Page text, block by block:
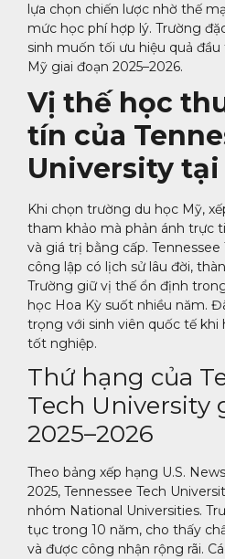
lựa chọn chiến lược nhờ thế
mức học phí hợp lý. Trường
sinh muốn tối ưu hiệu quả
Mỹ giai đoạn 2025–2026.
Vị thế học
tín của
University tại
Khi chọn trường du học Mỹ,
tham khảo mà phản ánh trực
và giá trị bằng cấp.
công lập có lịch sử lâu đời,
Trường giữ vị thế ổn định
học Hoa Kỳ suốt nhiều năm.
trọng với sinh viên quốc tế khi
tốt nghiệp.
Thứ hạng của
Tech University
2025–2026
Theo bảng xếp hạng U.S.
2025, Tennessee Tech
nhóm National Universities.
tục trong 10 năm, cho thấy
và được công nhận rộng rãi.